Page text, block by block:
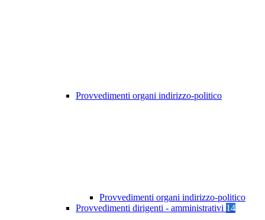
Provvedimenti organi indirizzo-politico
Provvedimenti organi indirizzo-politico
Provvedimenti dirigenti - amministrativi 14